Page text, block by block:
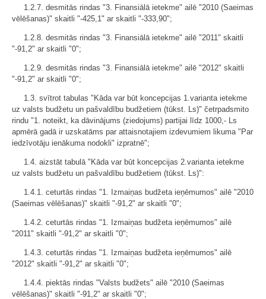
1.2.7. desmitās rindas "3. Finansiālā ietekme" ailē "2010 (Saeimas
vēlēšanas)" skaitli "-425,1" ar skaitli "-333,90";
1.2.8. desmitās rindas "3. Finansiālā ietekme" ailē "2011" skaitli
"-91,2" ar skaitli "0";
1.2.9. desmitās rindas "3. Finansiālā ietekme" ailē "2012" skaitli
"-91,2" ar skaitli "0";
1.3. svītrot tabulas "Kāda var būt koncepcijas 1.varianta ietekme
uz valsts budžetu un pašvaldību budžetiem (tūkst. Ls)" četrpadsmito
rindu "1. noteikt, ka dāvinājums (ziedojums) partijai līdz 1000,- Ls
apmērā gadā ir uzskatāms par attaisnotajiem izdevumiem likuma "Par
iedzīvotāju ienākuma nodokli" izpratnē";
1.4. aizstāt tabulā "Kāda var būt koncepcijas 2.varianta ietekme
uz valsts budžetu un pašvaldību budžetiem (tūkst. Ls)":
1.4.1. ceturtās rindas "1. Izmaiņas budžeta ieņēmumos" ailē "2010
(Saeimas vēlēšanas)" skaitli "-91,2" ar skaitli "0";
1.4.2. ceturtās rindas "1. Izmaiņas budžeta ieņēmumos" ailē
"2011" skaitli "-91,2" ar skaitli "0";
1.4.3. ceturtās rindas "1. Izmaiņas budžeta ieņēmumos" ailē
"2012" skaitli "-91,2" ar skaitli "0";
1.4.4. piektās rindas "Valsts budžets" ailē "2010 (Saeimas
vēlēšanas)" skaitli "-91,2" ar skaitli "0";